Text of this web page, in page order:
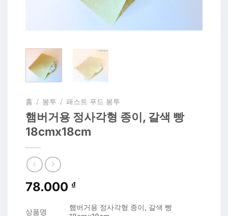
홈 / 봉투 / 패스트 푸드 봉투
햄버거용 정사각형 종이, 갈색 빵
18cmx18cm
78.000 ₫
상품명
햄버거용 정사각형 종이, 갈색 빵